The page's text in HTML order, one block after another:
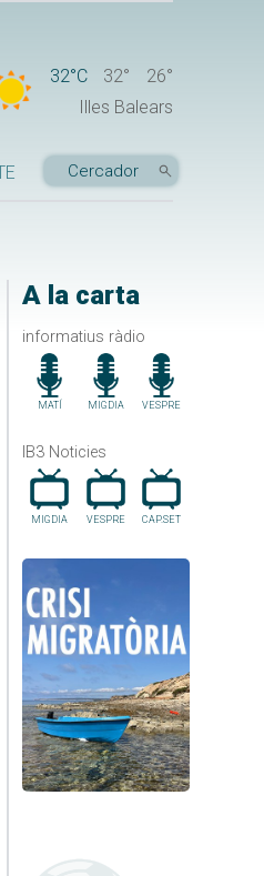
32°C 32°
26°
Illes Balears
A la carta
informatius ràdio
MATÍ MIGDIA VESPRE
IB3 Noticies
MIGDIA VESPRE CAP.SET